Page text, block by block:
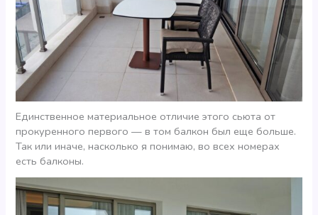
Единственное материальное отличие этого сьюта от
прокуренного первого — в том балкон был еще больше.
Так или иначе, насколько я понимаю, во всех номерах
есть балконы.